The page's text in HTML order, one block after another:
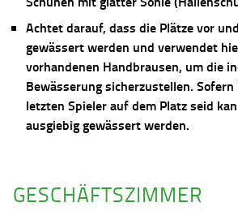
Achtet darauf, dass die Plätze vor
gewässert werden und verwendet
vorhandenen Handbrausen, um die
Bewässerung sicherzustellen.
letzten Spieler auf dem Platz seid
ausgiebig gewässert werden.
GESCHÄFTSZIMMER